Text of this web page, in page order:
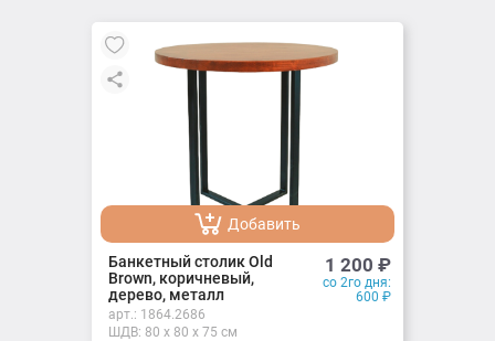
Добавить
Добавлено
Банкетный столик Old
Brown, коричневый,
дерево, металл
1 200 ₽
со 2го дня:
600 ₽
арт.: 1864.2686
ШДВ: 80 x 80 x 75 см